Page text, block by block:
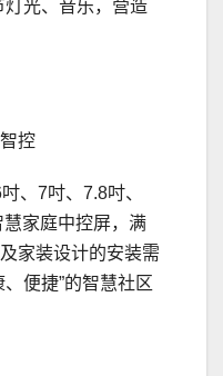
灯光、音乐，营造
控
、7吋、7.8吋、
家庭中控屏，满
家装设计的安装需
便捷”的智慧社区